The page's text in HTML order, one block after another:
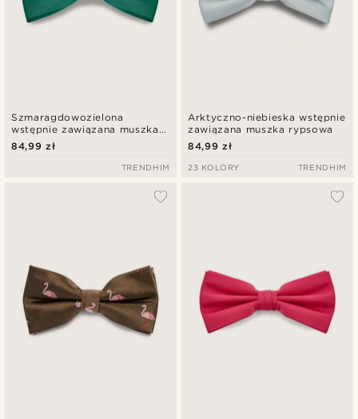
Szmaragdowozielona
wstępnie zawiązana muszka
satynowa
84,99 zł
TRENDHIM
Arktyczno-niebieska wstępnie
zawiązana muszka rypsowa
84,99 zł
23 KOLORY TRENDHIM